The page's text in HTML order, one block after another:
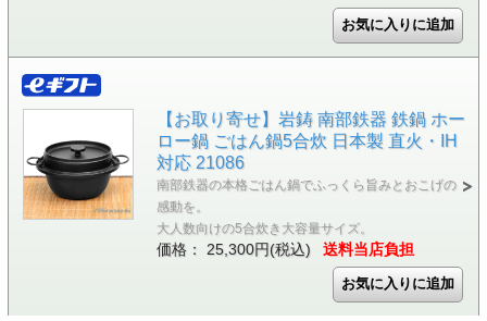
【お取り寄せ】岩鋳 南部鉄器 鉄鍋 ホー
ロー鍋 ごはん鍋5合炊 日本製 直火・IH
対応 21086
南部鉄器の本格ごはん鍋でふっくら旨みとおこげの
感動を。
大人数向けの5合炊き大容量サイズ。
価格： 25,300円(税込) 送料当店負担